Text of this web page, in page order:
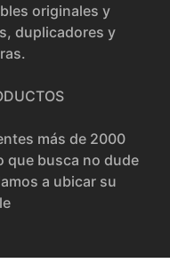
originales y
duplicadores y
más de 2000
que busca no dude
a ubicar su